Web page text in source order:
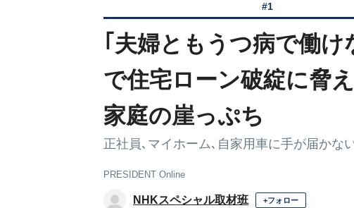
#1
｢夫婦ともうつ病で働
で住宅ローン破綻に脅
家庭の崖っぷち
正社員､マイホーム､自家用車に手が届かな
PRESIDENT Online
NHKスペシャル取材班 +フォロー